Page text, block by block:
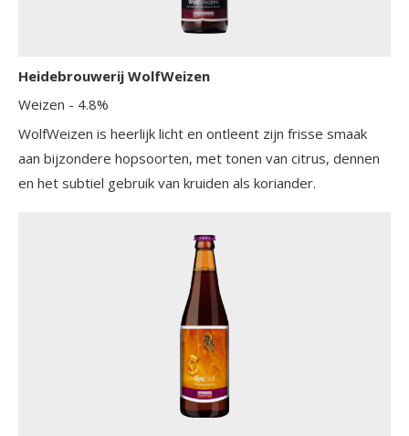
Heidebrouwerij WolfWeizen
Weizen - 4.8%
WolfWeizen is heerlijk licht en ontleent zijn frisse smaak
aan bijzondere hopsoorten, met tonen van citrus, dennen
en het subtiel gebruik van kruiden als koriander.